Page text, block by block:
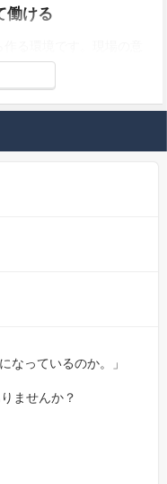
働ける
を形にできます。
ポジション
本質的な整備へステッ
理なく働き続けられる
】
か？
約1分で完了！）▼
4586a93c
さい。
なっているのか。」
ませんか？